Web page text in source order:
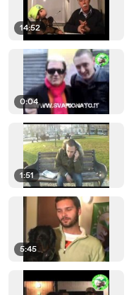
14:52
0:04
1:51
5:45